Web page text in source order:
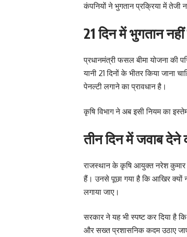
कंपनियों ने भुगतान प्रक्रिया में तेजी
21 दिन में भुगतान नहीं
प्रधानमंत्री फसल बीमा योजना की
यानी 21 दिनों के भीतर किया जाना
पेनल्टी लगाने का प्रावधान है।
कृषि विभाग ने अब इसी नियम का
तीन दिन में जवाब देने
राजस्थान के कृषि आयुक्त नरेश कुमार
हैं। उनसे पूछा गया है कि आखिर क्यों
लगाया जाए।
सरकार ने यह भी स्पष्ट कर दिया है
और सख्त प्रशासनिक कदम उठाए